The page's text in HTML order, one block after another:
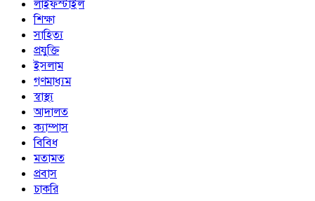
লাইফস্টাইল
শিক্ষা
সাহিত্য
প্রযুক্তি
ইসলাম
গণমাধ্যম
স্বাস্থ্য
আদালত
ক্যাম্পাস
বিবিধ
মতামত
প্রবাস
চাকরি